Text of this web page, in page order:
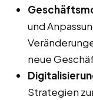
und
neue
Strategien